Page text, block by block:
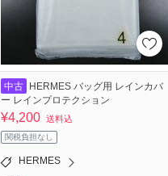
中古
HERMES バッグ用 レインカバ
ー レインプロテクション
¥4,200 送料込
関税負担なし
HERMES